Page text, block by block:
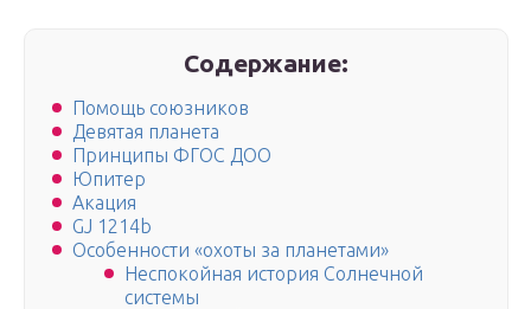
Содержание:
Помощь союзников
Девятая планета
Принципы ФГОС ДОО
Юпитер
Акация
GJ 1214b
Особенности «охоты за планетами»
Неспокойная история Солнечной
системы